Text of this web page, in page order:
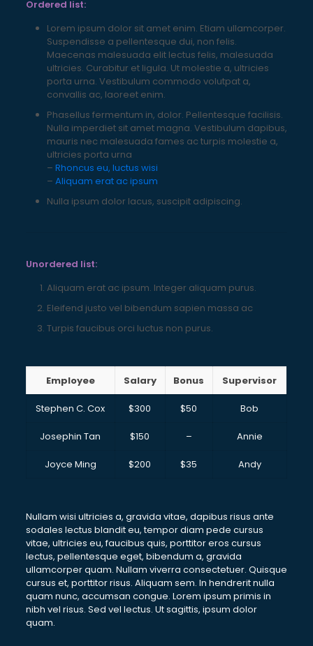
Ordered list:
Lorem ipsum dolor sit amet enim. Etiam ullamcorper.
Suspendisse a pellentesque dui, non felis.
Maecenas malesuada elit lectus felis, malesuada
ultricies. Curabitur et ligula. Ut molestie a, ultricies
porta urna. Vestibulum commodo volutpat a,
convallis ac, laoreet enim.
Phasellus fermentum in, dolor. Pellentesque facilisis.
Nulla imperdiet sit amet magna. Vestibulum dapibus,
mauris nec malesuada fames ac turpis molestie a,
ultricies porta urna
– Rhoncus eu, luctus wisi
– Aliquam erat ac ipsum
Nulla ipsum dolor lacus, suscipit adipiscing.
Unordered list:
Aliquam erat ac ipsum. Integer aliquam purus.
Eleifend justo vel bibendum sapien massa ac
Turpis faucibus orci luctus non purus.
Employee Salary Bonus Supervisor
Stephen C. Cox $300 $50 Bob
Josephin Tan $150 – Annie
Joyce Ming $200 $35 Andy
Nullam wisi ultricies a, gravida vitae, dapibus risus ante
sodales lectus blandit eu, tempor diam pede cursus
vitae, ultricies eu, faucibus quis, porttitor eros cursus
lectus, pellentesque eget, bibendum a, gravida
ullamcorper quam. Nullam viverra consectetuer. Quisque
cursus et, porttitor risus. Aliquam sem. In hendrerit nulla
quam nunc, accumsan congue. Lorem ipsum primis in
nibh vel risus. Sed vel lectus. Ut sagittis, ipsum dolor
quam.